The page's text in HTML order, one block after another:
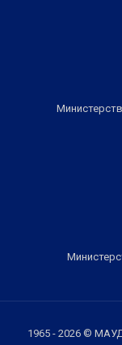
1965 - 2026 ©